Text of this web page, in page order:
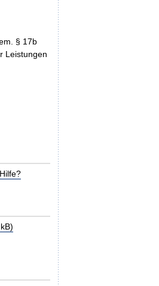
§ 17b
Leistungen